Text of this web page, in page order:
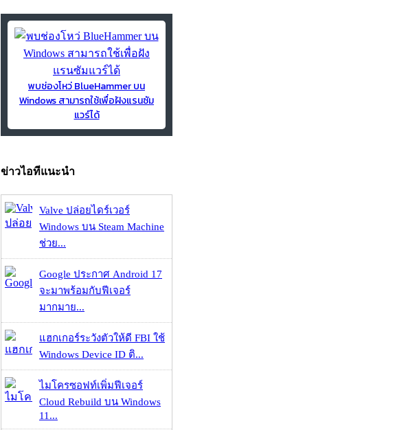
พบช่องโหว่ BlueHammer บน
Windows สามารถใช้เพื่อฝังแรนซัม
แวร์ได้
ข่าวไอทีแนะนำ
Valve ปล่อยไดร์เวอร์
Windows บน Steam Machine
ช่วย...
Google ประกาศ Android 17
จะมาพร้อมกับฟีเจอร์
มากมาย...
แฮกเกอร์ระวังตัวให้ดี FBI ใช้
Windows Device ID ติ...
ไมโครซอฟท์เพิ่มฟีเจอร์
Cloud Rebuild บน Windows
11...